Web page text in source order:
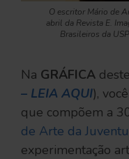
O escritor Mário de
abril da Revista E.
Brasileiros da
Na GRÁFICA
– LEIA AQUI),
que compõem a
de Arte da
experimentação